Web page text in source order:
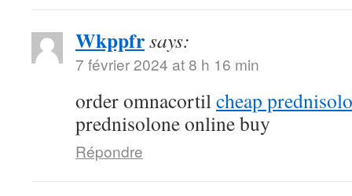
Wkppfrsays:
7 février 2024 at 8 h 16 min
order omnacortilcheap
prednisolone online buy
Répondre